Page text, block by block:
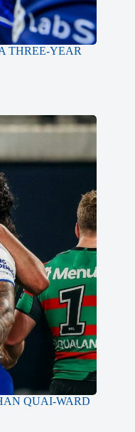
THREE-YEAR
QUAI-WARD